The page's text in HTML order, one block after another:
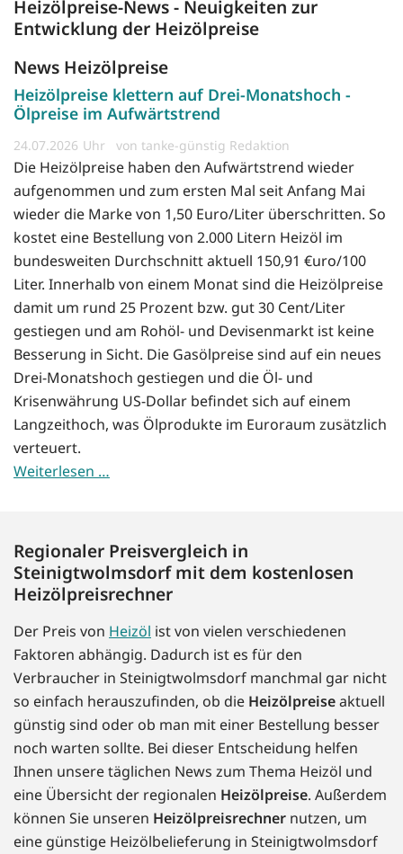
Heizölpreise-News - Neuigkeiten zur
Entwicklung der Heizölpreise
News Heizölpreise
Heizölpreise klettern auf Drei-Monatshoch -
Ölpreise im Aufwärtstrend
24.07.2026 von tanke-günstig Redaktion
Die Heizölpreise haben den Aufwärtstrend wieder
aufgenommen und zum ersten Mal seit Anfang Mai
wieder die Marke von 1,50 Euro/Liter überschritten. So
kostet eine Bestellung von 2.000 Litern Heizöl im
bundesweiten Durchschnitt aktuell 150,91 €uro/100
Liter. Innerhalb von einem Monat sind die Heizölpreise
damit um rund 25 Prozent bzw. gut 30 Cent/Liter
gestiegen und am Rohöl- und Devisenmarkt ist keine
Besserung in Sicht. Die Gasölpreise sind auf ein neues
Drei-Monatshoch gestiegen und die Öl- und
Krisenwährung US-Dollar befindet sich auf einem
Langzeithoch, was Ölprodukte im Euroraum zusätzlich
verteuert.
Weiterlesen …
Regionaler Preisvergleich in
Steinigtwolmsdorf mit dem kostenlosen
Heizölpreisrechner
Der Preis von Heizöl ist von vielen verschiedenen
Faktoren abhängig. Dadurch ist es für den
Verbraucher in Steinigtwolmsdorf manchmal gar nicht
so einfach herauszufinden, ob die Heizölpreiseaktuell
günstig sind oder ob man mit einer Bestellung besser
noch warten sollte. Bei dieser Entscheidung helfen
Ihnen unsere täglichen News zum Thema Heizöl und
eine Übersicht der regionalen Heizölpreise. Außerdem
können Sie unseren Heizölpreisrechner nutzen, um
eine günstige Heizölbelieferung in Steinigtwolmsdorf